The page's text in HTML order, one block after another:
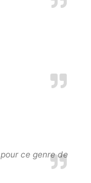
ce genre de